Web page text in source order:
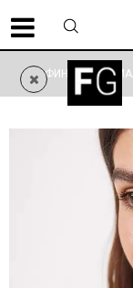
ФИНАЛНО